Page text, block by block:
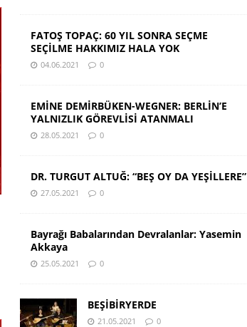
FATOŞ TOPAÇ: 60 YIL SONRA SEÇME
SEÇİLME HAKKIMIZ HALA YOK
04.06.2021 0
EMİNE DEMİRBÜKEN-WEGNER: BERLİN’E
YALNIZLIK GÖREVLİSİ ATANMALI
28.05.2021 0
DR. TURGUT ALTUĞ: “BEŞ OY DA YEŞİLLERE”
27.05.2021 0
Bayrağı Babalarından Devralanlar: Yasemin
Akkaya
25.05.2021 0
BEŞİBİRYERDE
21.05.2021 0